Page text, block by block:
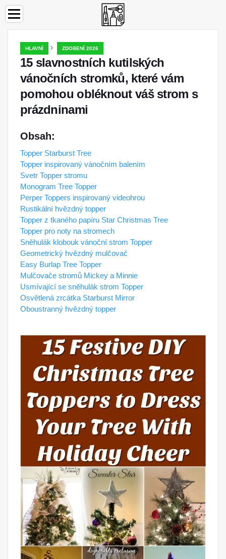
HLAVNÍ › ZDOBENÍ 2026
15 slavnostních kutilských
vánočních stromků, které vám
pomohou obléknout váš strom s
prázdninami
Obsah:
Topper Starburst Tree
Topper inspirovaný vánočním balením
Svetr Topper stromu
Monogram Tree Topper
Perper Toppers inspirovaný videohrou
Rustikální hvězdný topper
Topper z tkaného papíru Star Christmas Tree
Topper pro noty na stromech
Sněhulák klobouk vánoční strom Topper
Geometrický hvězdný mulčovač
Easy Burlap Tree Topper
Mulčovače stromů Mickey a Minnie
Usmívající se sněhulák strom Topper
Osvětlená zrcátka Starburst Mirror
Oboustranný hvězdný topper